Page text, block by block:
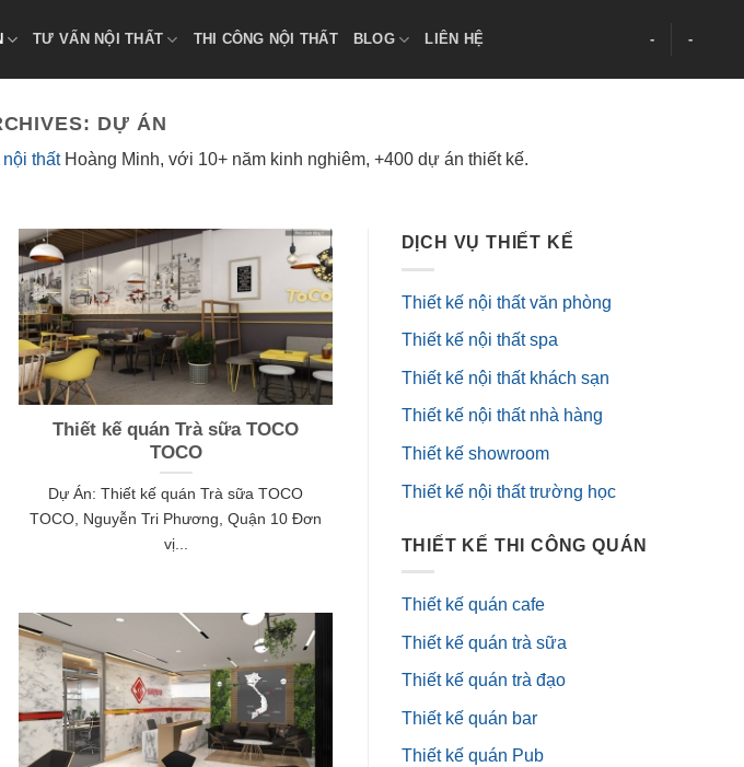
TƯ VẤN NỘI THẤT THI CÔNG NỘI THẤT BLOG LIÊN HỆ - -
DỰ ÁN
thấtHoàng Minh, với 10+ năm kinh nghiêm, +400 dự án thiết kế.
Thiết kế quán Trà sữa TOCO
TOCO
Dự Án: Thiết kế quán Trà sữa TOCO
TOCO, Nguyễn Tri Phương, Quận 10 Đơn
vị...
DỊCH VỤ THIẾT KẾ
Thiết kế nội thất văn phòng
Thiết kế nội thất spa
Thiết kế nội thất khách sạn
Thiết kế nội thất nhà hàng
Thiết kế showroom
Thiết kế nội thất trường học
THIẾT KẾ THI CÔNG QUÁN
Thiết kế quán cafe
Thiết kế quán trà sữa
Thiết kế quán trà đạo
Thiết kế quán bar
Thiết kế quán Pub